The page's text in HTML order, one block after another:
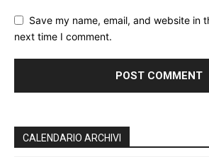
Save my name, email, and website in
next time I comment.
CALENDARIO ARCHIVI